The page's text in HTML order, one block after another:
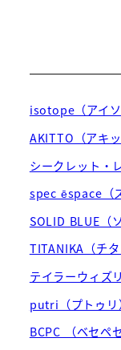
isotope（アイソ
AKITTO（アキッ
シークレット・
spec ēspace（
SOLID BLUE（
TITANIKA（チタ
テイラーウィズ
putri（プトゥリ
BCPC （ベセペセ